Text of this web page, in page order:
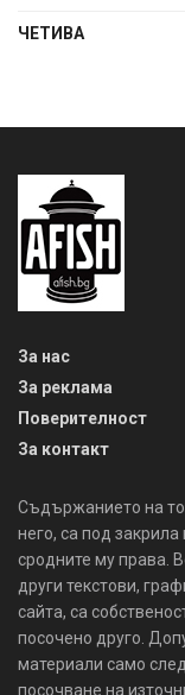
ЧЕТИВА
За нас
За реклама
Поверителност
За контакт
Съдържанието на
него, са под
сродните му права.
други текстови,
сайта, са
посочено друго.
материали само
посочване на